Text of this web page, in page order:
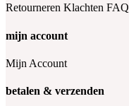
Retourneren Klachten FAQ
mijn account
Mijn Account
betalen & verzenden